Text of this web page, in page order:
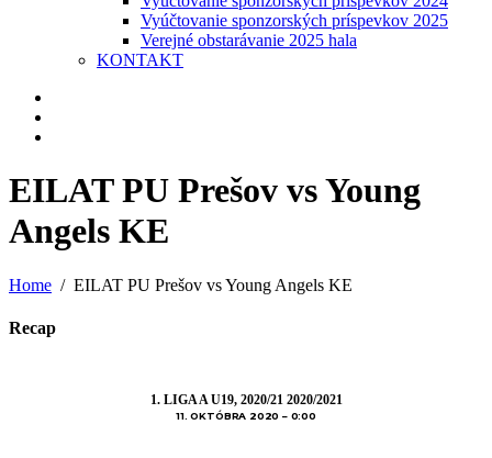
Vyúčtovanie sponzorských príspevkov 2025
Verejné obstarávanie 2025 hala
KONTAKT
EILAT PU Prešov vs Young
Angels KE
Home EILAT PU Prešov vs Young Angels KE
Recap
1. LIGA A U19, 2020/21 2020/2021
11. OKTÓBRA 2020 0:00